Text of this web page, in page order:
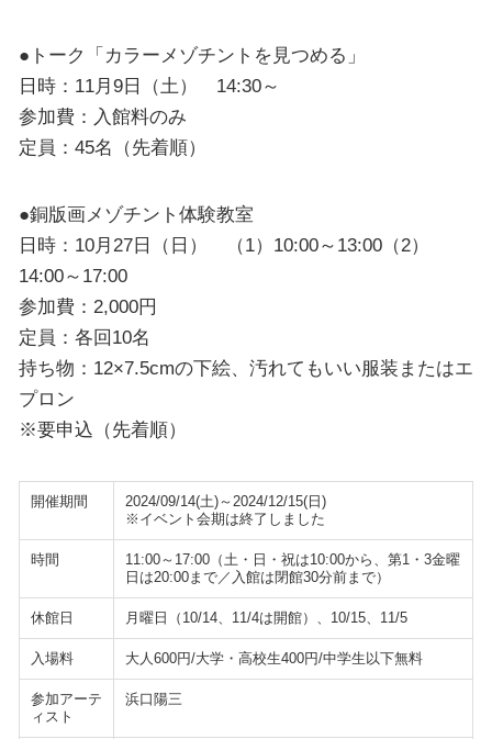
●トーク「カラーメゾチントを見つめる」
日時：11月9日（土） 14:30～
参加費：入館料のみ
定員：45名（先着順）
●銅版画メゾチント体験教室
日時：10月27日（日） （1）10:00～13:00（2）
14:00～17:00
参加費：2,000円
定員：各回10名
持ち物：12×7.5cmの下絵、汚れてもいい服装またはエ
プロン
※要申込（先着順）
開催期間
2024/09/14(土)～2024/12/15(日)
※イベント会期は終了しました
時間
11:00～17:00（土・日・祝は10:00から、第1・3金曜
日は20:00まで／入館は閉館30分前まで）
休館日 月曜日（10/14、11/4は開館）、10/15、11/5
入場料 大人600円/大学・高校生400円/中学生以下無料
参加アーテ
ィスト
浜口陽三